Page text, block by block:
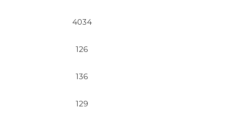
4034
126
136
129